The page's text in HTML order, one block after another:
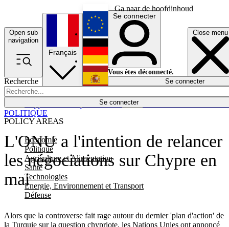
Ga naar de hoofdinhoud
Open sub
navigation
Close menu
Recherche
Se connecter
POLICY AREAS
Economie
Politique
Agriculture et Alimentation
Santé
Technologies
Energie, Environnement et Transport
Défense
Économie
Français
English
Deutsch
Español
Se connecter
Vous êtes déconnecté.
Se connecter
L'ONU a l'intention de relancer
les négociations sur Chypre en
mai
Alors que la controverse fait rage autour du dernier 'plan d'action' de
la Turquie sur la question chypriote, les Nations Unies ont annoncé
POLITIQUE